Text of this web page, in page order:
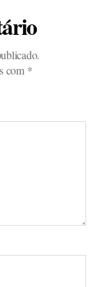
com *